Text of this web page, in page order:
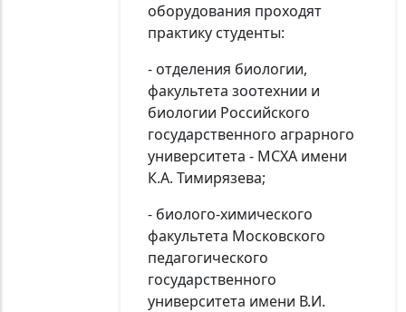
оборудования проходят
практику студенты:
- отделения биологии,
факультета зоотехнии и
биологии Российского
государственного аграрного
университета - МСХА имени
К.А. Тимирязева;
- биолого-химического
факультета Московского
педагогического
государственного
университета имени В.И.